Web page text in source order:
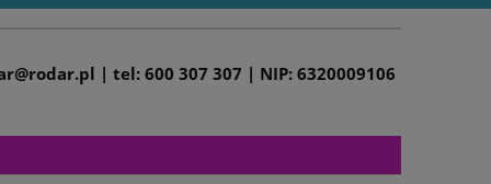
| tel: 600 307 307 | NIP: 6320009106